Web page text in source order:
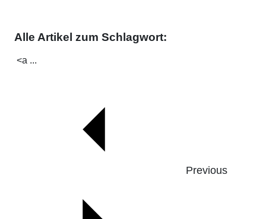
Alle Artikel zum Schlagwort:
<a ...
Previous